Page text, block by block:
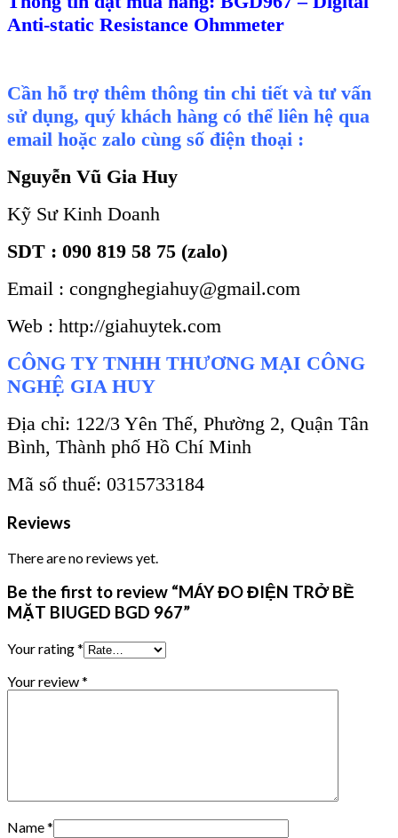
Anti-static Resistance Ohmmeter
Cần hỗ trợ thêm thông tin chi tiết và tư vấn
sử dụng, quý khách hàng có thể liên hệ qua
email hoặc zalo cùng số điện thoại :
Nguyễn Vũ Gia Huy
Kỹ Sư Kinh Doanh
SDT : 090 819 58 75 (zalo)
Email : congnghegiahuy@gmail.com
Web : http://giahuytek.com
CÔNG TY TNHH THƯƠNG MẠI CÔNG
NGHỆ GIA HUY
Địa chỉ: 122/3 Yên Thế, Phường 2, Quận Tân
Bình, Thành phố Hồ Chí Minh
Mã số thuế: 0315733184
Reviews
There are no reviews yet.
Be the first to review “MÁY ĐO ĐIỆN TRỞ BỀ
MẶT BIUGED BGD 967”
Your rating*
Your review*
Name*